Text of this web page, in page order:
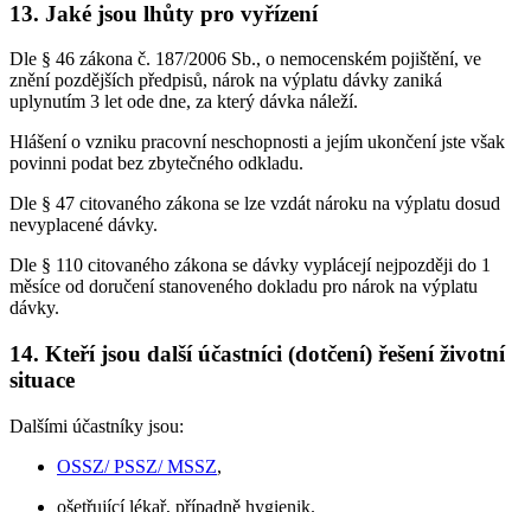
13. Jaké jsou lhůty pro vyřízení
Dle § 46 zákona č. 187/2006 Sb., o nemocenském pojištění, ve
znění pozdějších předpisů, nárok na výplatu dávky zaniká
uplynutím 3 let ode dne, za který dávka náleží.
Hlášení o vzniku pracovní neschopnosti a jejím ukončení jste však
povinni podat bez zbytečného odkladu.
Dle § 47 citovaného zákona se lze vzdát nároku na výplatu dosud
nevyplacené dávky.
Dle § 110 citovaného zákona se dávky vyplácejí nejpozději do 1
měsíce od doručení stanoveného dokladu pro nárok na výplatu
dávky.
14. Kteří jsou další účastníci (dotčení) řešení životní
situace
Dalšími účastníky jsou:
OSSZ/ PSSZ/ MSSZ,
ošetřující lékař, případně hygienik.